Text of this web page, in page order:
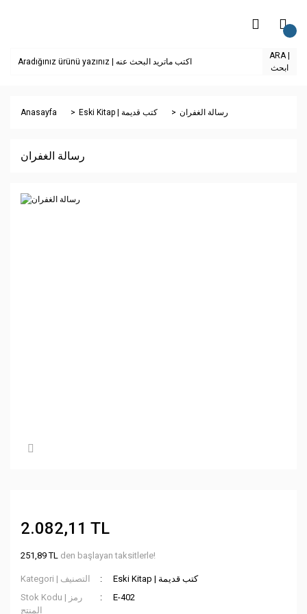
ARA |
ابحث
Anasayfa Eski Kitap | كتب قديمة رسالة الغفران
رسالة الغفران
2.082,11 TL
251,89 TL den başlayan taksitlerle!
Kategori | التصنيف
Eski Kitap | كتب قديمة
Stok Kodu | رمز
المنتج
E-402